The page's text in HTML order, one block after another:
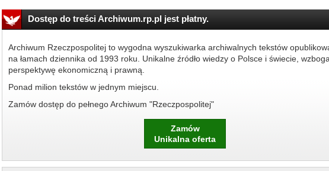
Dostęp do treści Archiwum.rp.pl jest płatny.
Archiwum Rzeczpospolitej to wygodna wyszukiwarka archiwalnych tekstów
na łamach dziennika od 1993 roku. Unikalne źródło wiedzy o Polsce i świecie,
perspektywę ekonomiczną i prawną.
Ponad milion tekstów w jednym miejscu.
Zamów dostęp do pełnego Archiwum "Rzeczpospolitej"
Zamów
Unikalna oferta